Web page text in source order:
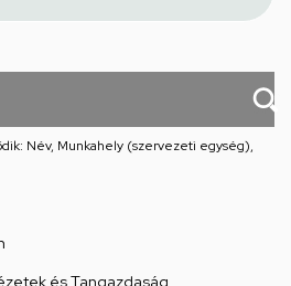
Név, Munkahely (szervezeti egység),
és Tangazdaság